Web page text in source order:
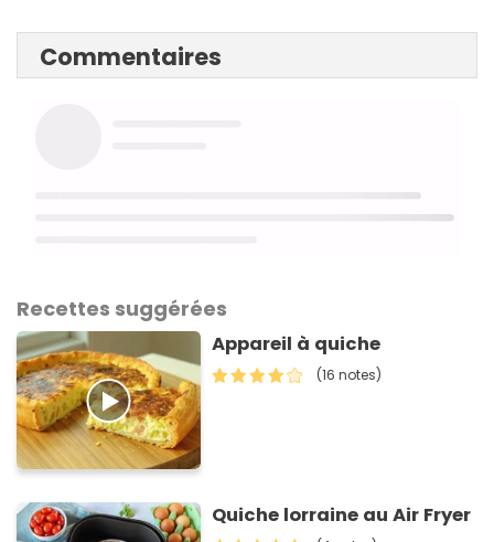
Commentaires
Recettes suggérées
Appareil à quiche
(16 notes)
Quiche lorraine au Air Fryer